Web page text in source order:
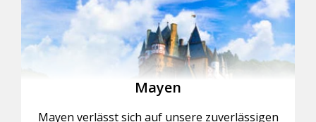
Mayen
Mayen verlässt sich auf unsere zuverlässigen